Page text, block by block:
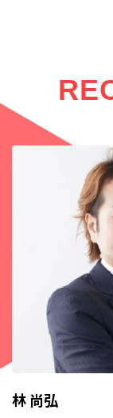
林 尚弘